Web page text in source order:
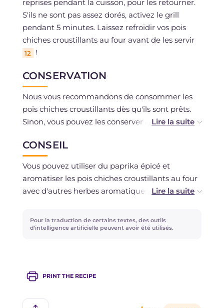
reprises pendant la cuisson, pour les retourner.
S'ils ne sont pas assez dorés, activez le grill
pendant 5 minutes. Laissez refroidir vos pois
chiches croustillants au four avant de les servir
12 !
CONSERVATION
Nous vous recommandons de consommer les
pois chiches croustillants dès qu'ils sont prêts.
Sinon, vous pouvez les conserver à température
bocal hermétique.
CONSEIL
Vous pouvez utiliser du paprika épicé et
aromatiser les pois chiches croustillants au four
avec d'autres herbes aromatiques ou épices.
Ne jetez pas l'eau de conservation des pois
chiches, appelée aquafaba : vous pouvez
Pour la traduction de certains textes, des outils
d'intelligence artificielle peuvent avoir été utilisés.
PRINT THE RECIPE